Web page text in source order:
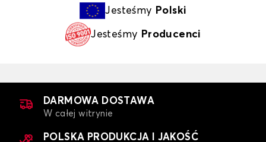
Jesteśmy Polski
Jesteśmy Producenci
DARMOWA DOSTAWA
W całej witrynie
POLSKA PRODUKCJA I JAKOŚĆ